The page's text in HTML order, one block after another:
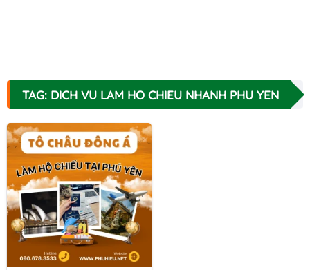
TAG: DICH VU LAM HO CHIEU NHANH PHU YEN